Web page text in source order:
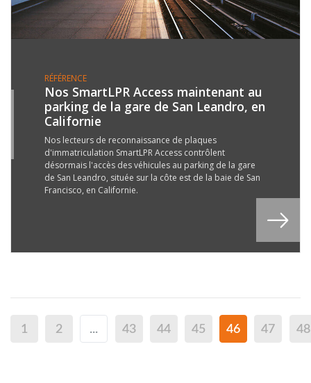
RÉFÉRENCE
Nos SmartLPR Access maintenant au
parking de la gare de San Leandro, en
Californie
Nos lecteurs de reconnaissance de plaques
d'immatriculation SmartLPR Access contrôlent
désormais l'accès des véhicules au parking de la gare
de San Leandro, située sur la côte est de la baie de San
Francisco, en Californie.
1 2 ... 43 44 45 46 47 48